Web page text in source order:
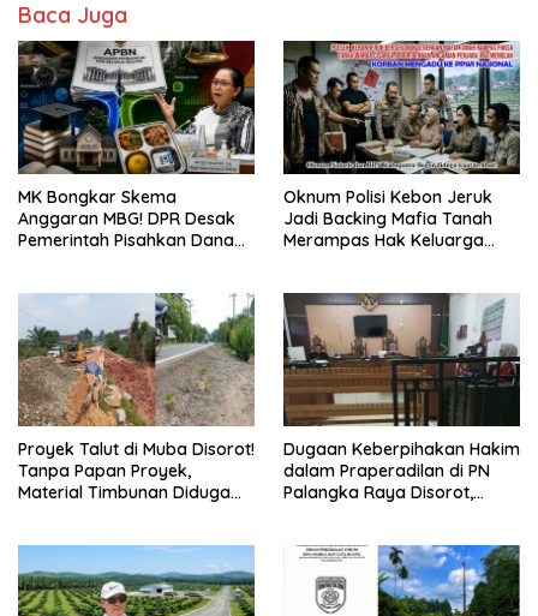
Baca Juga
MK Bongkar Skema
Anggaran MBG! DPR Desak
Pemerintah Pisahkan Dana
Oknum Polisi Kebon Jeruk
Jadi Backing Mafia Tanah
Merampas Hak Keluarga
Proyek Talut di Muba Disorot!
Tanpa Papan Proyek,
Material Timbunan Diduga
Dugaan Keberpihakan Hakim
dalam Praperadilan di PN
Palangka Raya Disorot,